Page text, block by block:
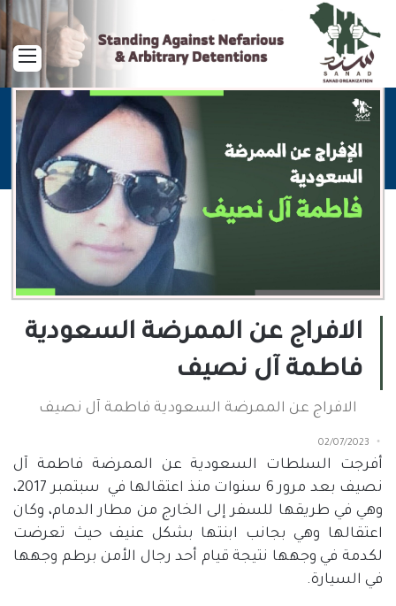
الافراج عن الممرضة السعودية
فاطمة آل نصيف
الافراج عن الممرضة السعودية فاطمة آل نصيف
02/07/2023
أفرجت السلطات السعودية عن الممرضة فاطمة آل
نصيف بعد مرور6 سنوات منذ اعتقالها في سبتمبر 2017،
وهي في طريقها للسفر إلى الخارج من مطار الدمام، وكان
اعتقالها وهي بجانب ابنتها بشكل عنيف حيث تعرضت
لكدمة في وجهها نتيجة قيام أحد رجال الأمن برطم وجهها
في السيارة.